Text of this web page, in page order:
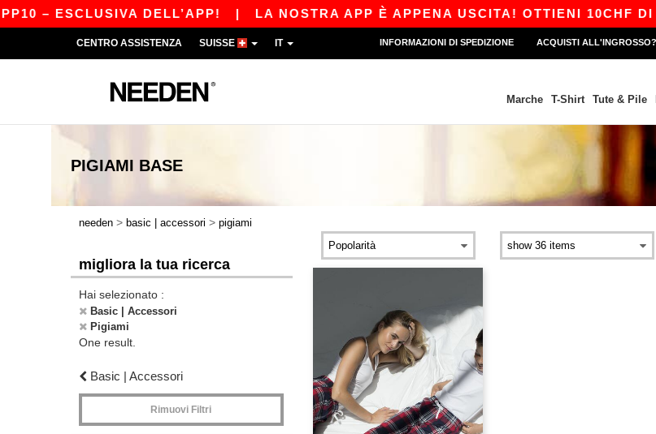
– ESCLUSIVA DELL’APP!| LA NOSTRA APP È APPENA USCITA! OTTIENI 10CHF DI
CENTRO ASSISTENZA SUISSE IT INFORMAZIONI DI SPEDIZIONE ACQUISTI ALL'INGROSSO?
Marche T-Shirt Tute & Pile
PIGIAMI BASE
needen > basic | accessori > pigiami
migliora la tua ricerca
Hai selezionato :
Basic | Accessori
Pigiami
One result.
Basic | Accessori
Rimuovi Filtri